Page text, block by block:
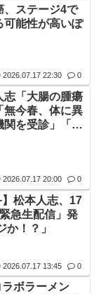
、ステージ4で
可能性が高いぽ
2026.07.17 22:30 0
志「大腸の腫瘍
無今春、体に異
関を受診」「今
2026.07.17 20:00 0
】松本人志、17
急生配信」発
か！？」
2026.07.17 13:45 0
ボラーメン